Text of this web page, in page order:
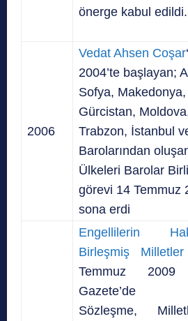
önerge kabul edildi.
2006
Vedat Ahsen Coşar
2004’te başlayan;
Sofya,
Gürcistan,
Trabzon, İstanbul
Barolarından
Ülkeleri Barolar
görevi 14 Temmuz
sona erdi
Engellilerin
Birleşmiş
Temmuz
Gazete’de
Sözleşme,